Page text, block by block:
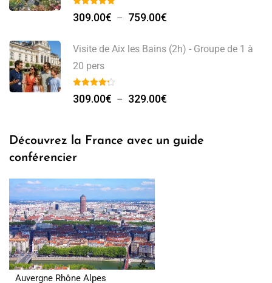
309.00€ – 759.00€
prix :
Visite de Aix les Bains (2h) - Groupe de 1 à
20 pers
309.00€ – 329.00€
309.00€
Découvrez la France avec un guide
conférencier
Auvergne Rhône Alpes